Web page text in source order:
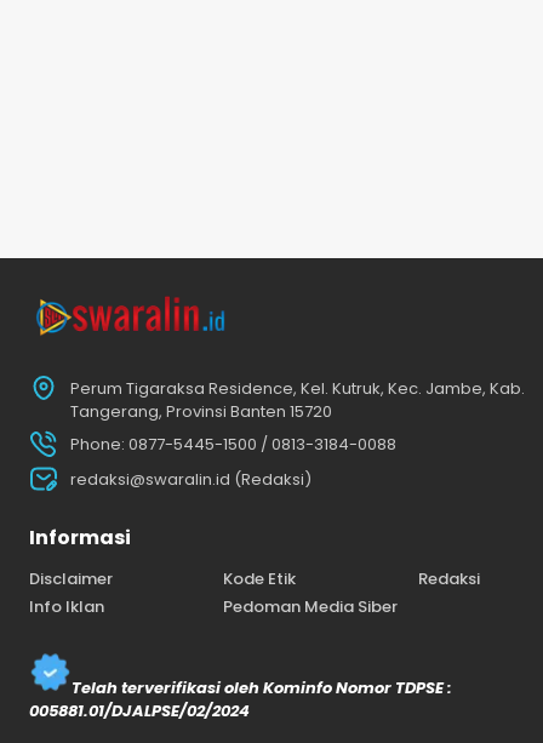
Perum Tigaraksa Residence, Kel. Kutruk, Kec. Jambe, Kab.
Tangerang, Provinsi Banten 15720
Phone: 0877-5445-1500 / 0813-3184-0088
redaksi@swaralin.id (Redaksi)
Informasi
Disclaimer Kode Etik
Redaksi
Info Iklan
Pedoman Media Siber
Telah terverifikasi oleh Kominfo Nomor TDPSE :
005881.01/DJALPSE/02/2024